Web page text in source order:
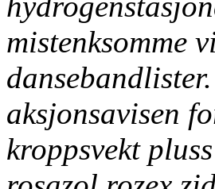
mistenksomme
aksjonsavisen
kroppsvekt